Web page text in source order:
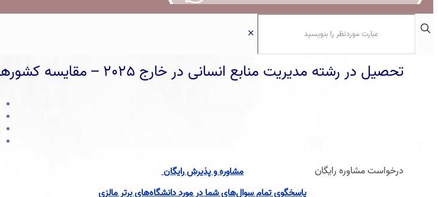
✕
تحصیل در رشته مدیریت منابع انسانی در خارج 2025 – مقایسه کشورها با هم
درخواست مشاوره رایگان
مشاوره و پذیرش رایگان
پاسخگوی تمام سوال‌های شما در مورد دانشگاه‌های برتر مالزی